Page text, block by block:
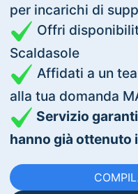
per incarichi di
Offri
Scaldasole
Affidati a un
alla tua domanda
Servizio
hanno già ottenuto